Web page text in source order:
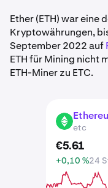
Ether (ETH) war eine
Kryptowährungen,
September 2022 auf
ETH für Mining nicht
ETH-Miner zu ETC.
ETC
etc
€5.61
+0,10 %24